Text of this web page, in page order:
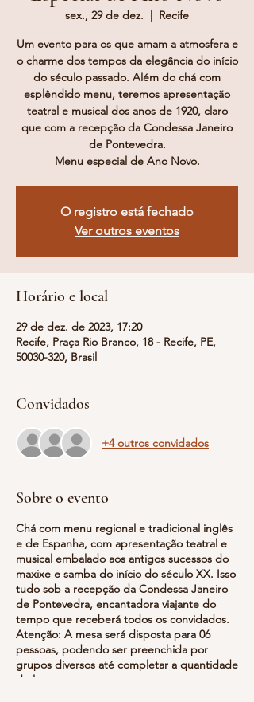
sex., 29 de dez.
  |
Recife
Um evento para os que amam a atmosfera e
o charme dos tempos da elegância do início
do século passado. Além do chá com
esplêndido menu, teremos apresentação
teatral e musical dos anos de 1920, claro
que com a recepção da Condessa Janeiro
de Pontevedra.
Menu especial de Ano Novo.
O registro está fechado
Ver outros eventos
Horário e local
29 de dez. de 2023, 17:20
Recife, Praça Rio Branco, 18 - Recife, PE,
50030-320, Brasil
Convidados
+4 outros convidados
Sobre o evento
Chá com menu regional e tradicional inglês
e de Espanha, com apresentação teatral e
musical embalado aos antigos sucessos do
maxixe e samba do início do século XX. Isso
tudo sob a recepção da Condessa Janeiro
de Pontevedra, encantadora viajante do
tempo que receberá todos os convidados.
Atenção: A mesa será disposta para 06
pessoas, podendo ser preenchida por
grupos diversos até completar a quantidade
de lugares.